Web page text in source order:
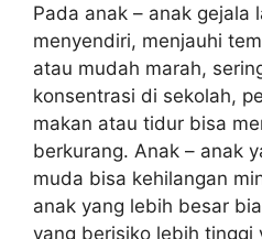
Pada anak – anak gejala
menyendiri, menjauhi
atau mudah marah,
konsentrasi di sekolah,
makan atau tidur bisa
berkurang. Anak – anak
muda bisa kehilangan
anak yang lebih besar
yang berisiko lebih tinggi